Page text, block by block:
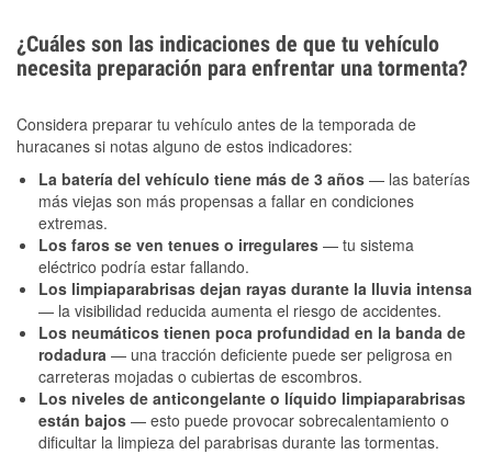
¿Cuáles son las indicaciones de que tu vehículo
necesita preparación para enfrentar una tormenta?
Considera preparar tu vehículo antes de la temporada de
huracanes si notas alguno de estos indicadores:
La batería del vehículo tiene más de 3 años — las baterías
más viejas son más propensas a fallar en condiciones
extremas.
Los faros se ven tenues o irregulares — tu sistema
eléctrico podría estar fallando.
Los limpiaparabrisas dejan rayas durante la lluvia intensa
— la visibilidad reducida aumenta el riesgo de accidentes.
Los neumáticos tienen poca profundidad en la banda de
rodadura — una tracción deficiente puede ser peligrosa en
carreteras mojadas o cubiertas de escombros.
Los niveles de anticongelante o líquido limpiaparabrisas
están bajos — esto puede provocar sobrecalentamiento o
dificultar la limpieza del parabrisas durante las tormentas.